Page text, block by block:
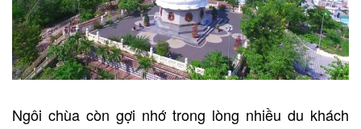
Ngôi chùa còn gợi nhớ trong lòng nhiều du khách